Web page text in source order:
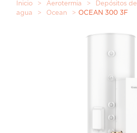
Inicio > Aerotermia >
Depósitos de
agua
> Ocean > OCEAN 300 3F